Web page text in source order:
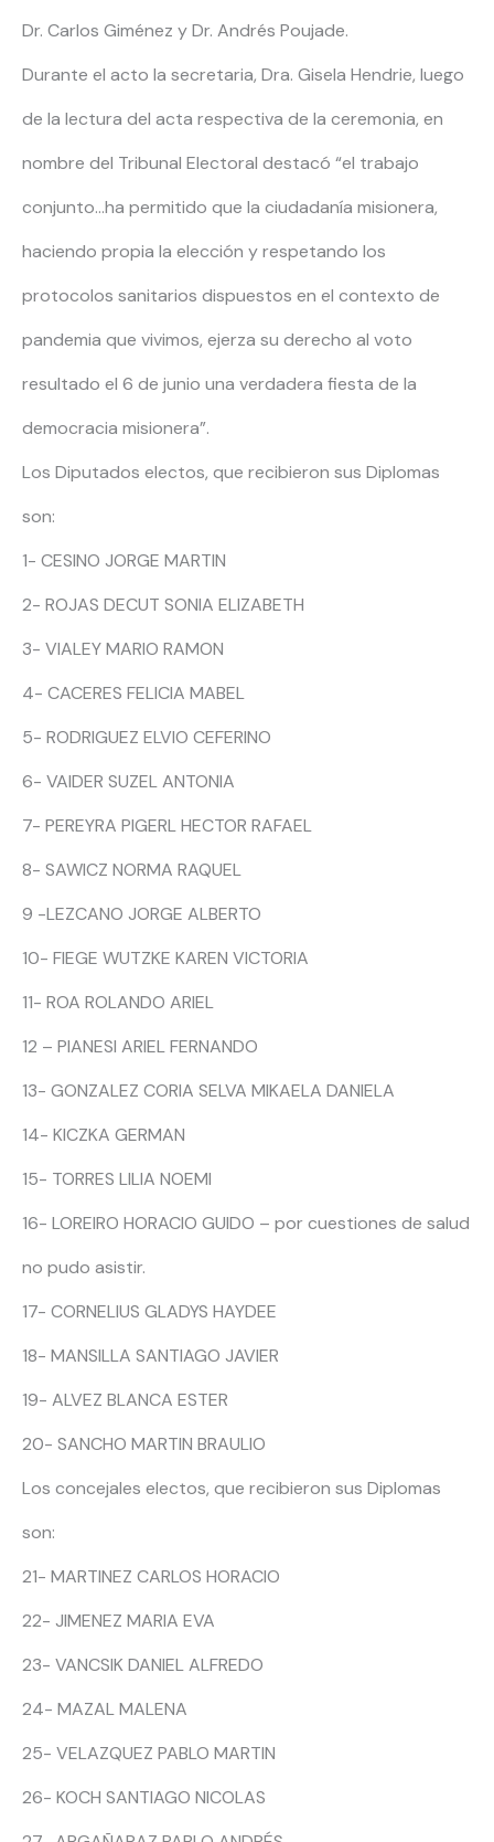
Dr. Carlos Giménez y Dr. Andrés Poujade.
Durante el acto la secretaria, Dra. Gisela Hendrie, luego
de la lectura del acta respectiva de la ceremonia, en
nombre del Tribunal Electoral destacó “el trabajo
conjunto…ha permitido que la ciudadanía misionera,
haciendo propia la elección y respetando los
protocolos sanitarios dispuestos en el contexto de
pandemia que vivimos, ejerza su derecho al voto
resultado el 6 de junio una verdadera fiesta de la
democracia misionera”.
Los Diputados electos, que recibieron sus Diplomas
son:
1- CESINO JORGE MARTIN
2- ROJAS DECUT SONIA ELIZABETH
3- VIALEY MARIO RAMON
4- CACERES FELICIA MABEL
5- RODRIGUEZ ELVIO CEFERINO
6- VAIDER SUZEL ANTONIA
7- PEREYRA PIGERL HECTOR RAFAEL
8- SAWICZ NORMA RAQUEL
9 -LEZCANO JORGE ALBERTO
10- FIEGE WUTZKE KAREN VICTORIA
11- ROA ROLANDO ARIEL
12 – PIANESI ARIEL FERNANDO
13- GONZALEZ CORIA SELVA MIKAELA DANIELA
14- KICZKA GERMAN
15- TORRES LILIA NOEMI
16- LOREIRO HORACIO GUIDO – por cuestiones de salud
no pudo asistir.
17- CORNELIUS GLADYS HAYDEE
18- MANSILLA SANTIAGO JAVIER
19- ALVEZ BLANCA ESTER
20- SANCHO MARTIN BRAULIO
Los concejales electos, que recibieron sus Diplomas
son:
21- MARTINEZ CARLOS HORACIO
22- JIMENEZ MARIA EVA
23- VANCSIK DANIEL ALFREDO
24- MAZAL MALENA
25- VELAZQUEZ PABLO MARTIN
26- KOCH SANTIAGO NICOLAS